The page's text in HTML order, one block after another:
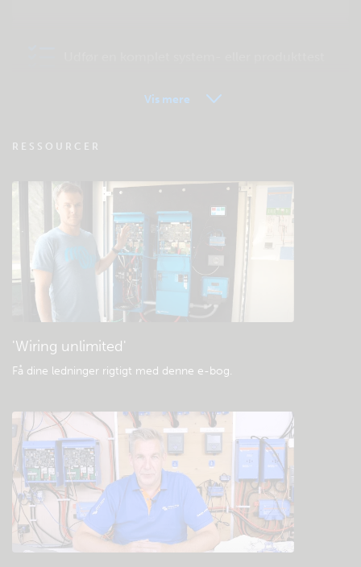
fjernovervågning
Tjek fællesskabets videnbase
Generelle downloads og dokumentation
Vis mere
RESSOURCER
'Wiring unlimited'
Få dine ledninger rigtigt med denne e-bog.